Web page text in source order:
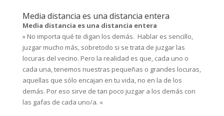
Media distancia es una distancia entera
Media distancia es una distancia entera
» No importa qué te digan los demás. Hablar es sencillo,
juzgar mucho más, sobretodo si se trata de juzgar las
locuras del vecino. Pero la realidad es que, cada uno o
cada una, tenemos nuestras pequeñas o grandes locuras,
aquellas que sólo encajan en tu vida, no en la de los
demás. Por eso sirve de tan poco juzgar a los demás con
las gafas de cada uno/a. «